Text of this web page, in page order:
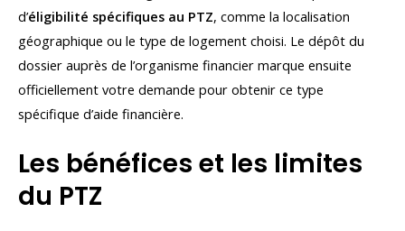
d’éligibilité spécifiques au PTZ, comme la localisation
géographique ou le type de logement choisi. Le dépôt du
dossier auprès de l’organisme financier marque ensuite
officiellement votre demande pour obtenir ce type
spécifique d’aide financière.
Les bénéfices et les limites
du PTZ